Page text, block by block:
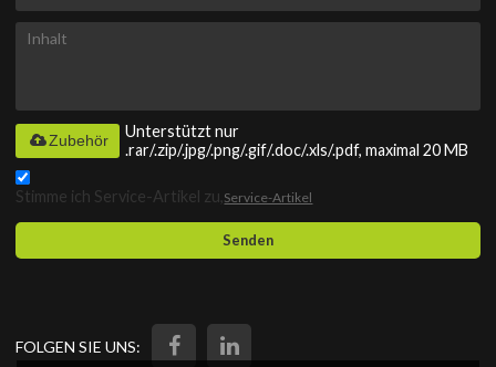
Unterstützt nur
.rar/.zip/.jpg/.png/.gif/.doc/.xls/.pdf, maximal 20 MB
Zubehör
Stimme ich Service-Artikel zu, Service-Artikel
Senden
FOLGEN SIE UNS: